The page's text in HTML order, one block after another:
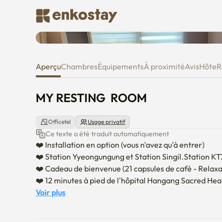
MY RESTING ROOM
AperçuChambresÉquipementsÀ proximitéAvisHôte
MY RESTING  ROOM
Officetel Usage privatif
Ce texte a été traduit automatiquement
❤️ Installation en option (vous n'avez qu'à entrer)
❤️ Station Yyeongungung et Station Singil.Station
❤️ Cadeau de bienvenue (21 capsules de café -
❤️ 12 minutes à pied de l'hôpital Hangang Sacred
❤️ Times Square, grand magasin de Kyeong, grand
Voir plus